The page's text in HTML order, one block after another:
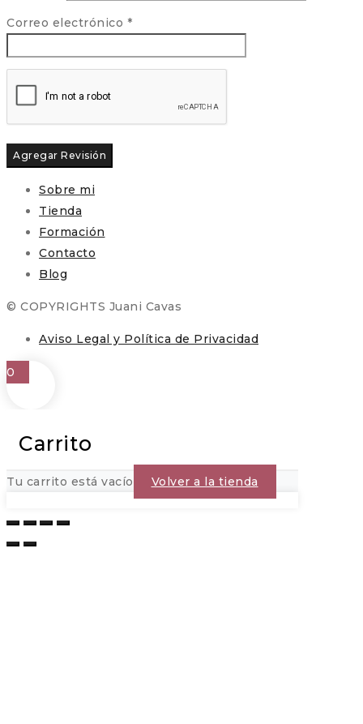
Correo electrónico *
Sobre mi
Tienda
Formación
Contacto
Blog
© COPYRIGHTS Juani Cavas
Aviso Legal y Política de Privacidad
0
Carrito
Tu carrito está vacío Volver a la tienda